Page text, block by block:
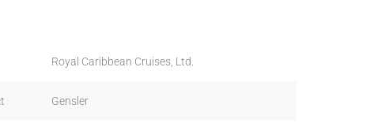
Royal Caribbean Cruises, Ltd.
Gensler